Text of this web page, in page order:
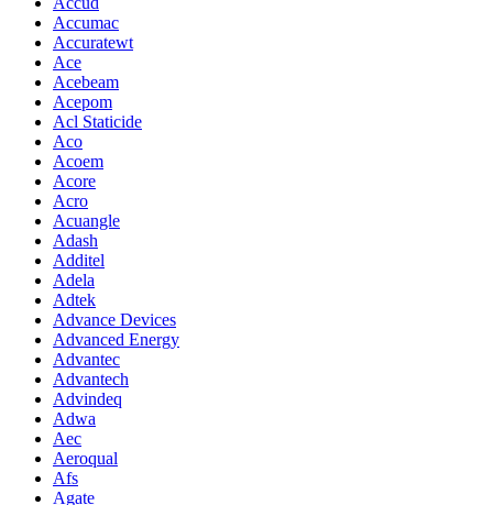
Accumac
Accuratewt
Ace
Acebeam
Acepom
Acl Staticide
Aco
Acoem
Acore
Acro
Acuangle
Adash
Additel
Adela
Adtek
Advance Devices
Advanced Energy
Advantec
Advantech
Advindeq
Adwa
Aec
Aeroqual
Afs
Agate